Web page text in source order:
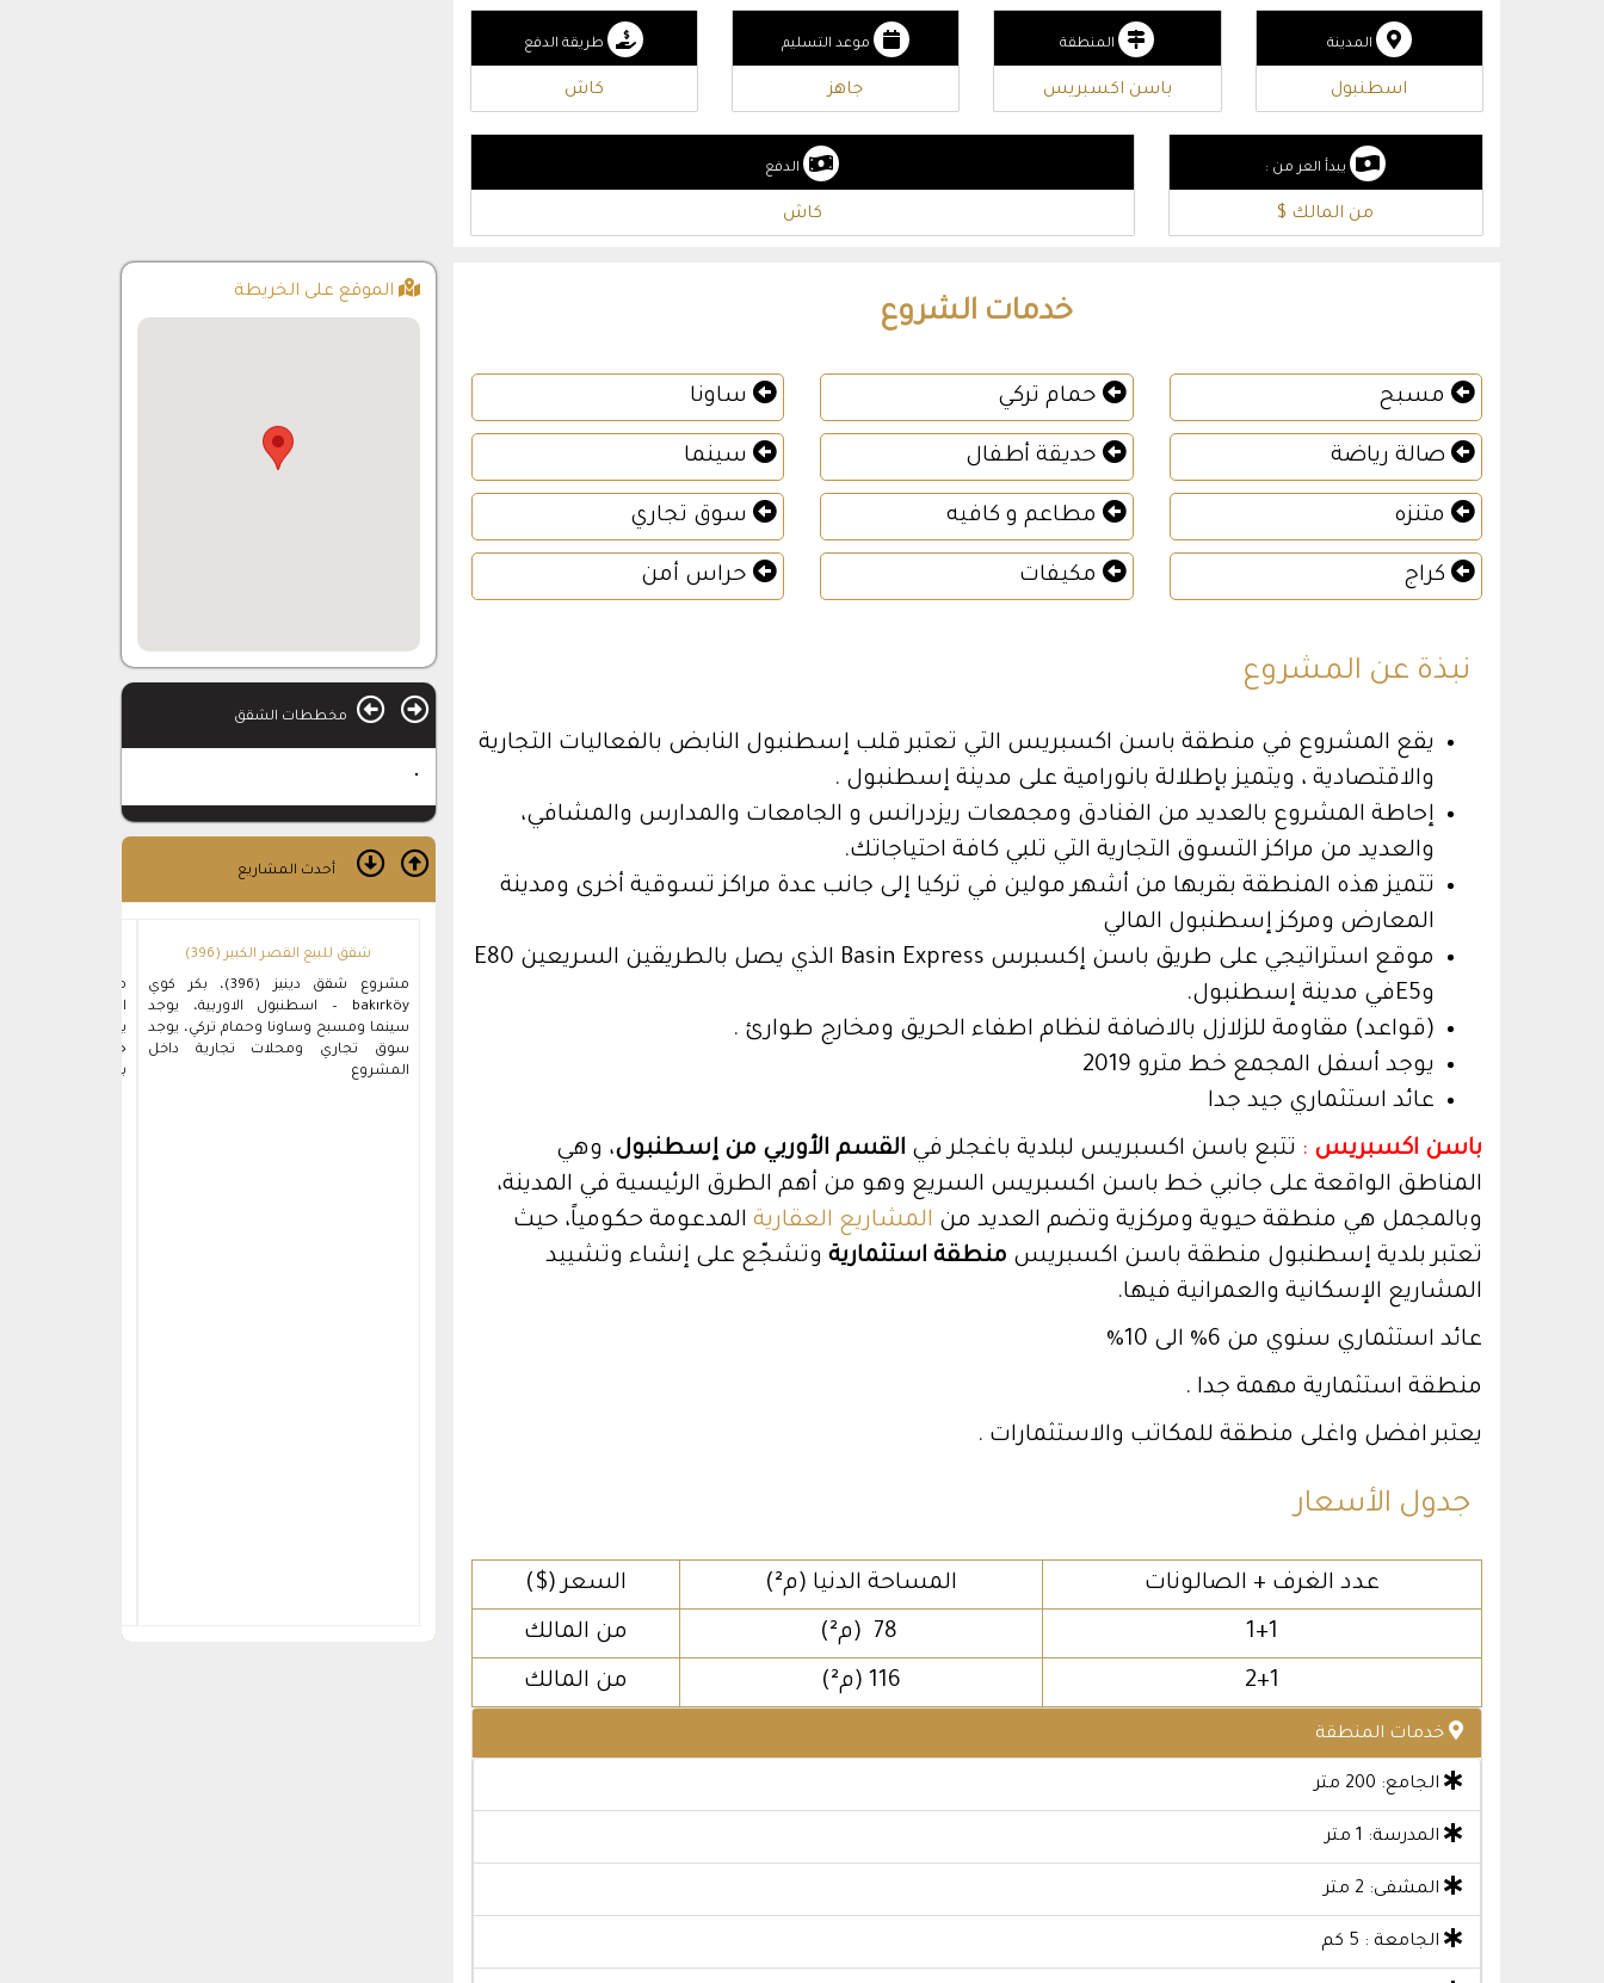
المدينة
اسطنبول
المنطقة
باسن اكسبريس
موعد التسليم
جاهز
طريقة الدفع
كاش
يبدأ العر من :
من المالك $
الدفع
كاش
خدمات الشروع
مسبح حمام تركي ساونا
صالة رياضة حديقة أطفال سينما
متنزه مطاعم و كافيه سوق تجاري
كراج مكيفات حراس أمن
نبذة عن المشروع
يقع المشروع في منطقة باسن اكسبريس التي تعتبر قلب إسطنبول النابض بالفعاليات التجارية
والاقتصادية ، ويتميز بإطلالة بانورامية على مدينة إسطنبول .
إحاطة المشروع بالعديد من الفنادق ومجمعات ريزدرانس و الجامعات والمدارس والمشافي،
والعديد من مراكز التسوق التجارية التي تلبي كافة احتياجاتك.
تتميز هذه المنطقة بقربها من أشهر مولين في تركيا إلى جانب عدة مراكز تسوقية أخرى ومدينة
المعارض ومركز إسطنبول المالي
موقع استراتيجي على طريق باسن إكسبرس Basin Express الذي يصل بالطريقين السريعين E80
وE5في مدينة إسطنبول.
(قواعد) مقاومة للزلازل بالاضافة لنظام اطفاء الحريق ومخارج طوارئ .
يوجد أسفل المجمع خط مترو 2019
عائد استثماري جيد جدا
باسن اكسبريس : تتبع باسن اكسبريس لبلدية باغجلر في القسم الأوربي من إسطنبول، وهي
المناطق الواقعة على جانبي خط باسن اكسبريس السريع وهو من أهم الطرق الرئيسية في المدينة،
وبالمجمل هي منطقة حيوية ومركزية وتضم العديد من المشاريع العقارية المدعومة حكومياً، حيث
تعتبر بلدية إسطنبول منطقة باسن اكسبريس منطقة استثمارية وتشجّع على إنشاء وتشييد
المشاريع الإسكانية والعمرانية فيها.
عائد استثماري سنوي من 6% الى 10%
منطقة استثمارية مهمة جدا .
يعتبر افضل واغلى منطقة للمكاتب والاستثمارات .
جدول الأسعار
عدد الغرف + الصالونات المساحة الدنيا (م²)
السعر ($)
1+1
من المالك
2+1
116 (م²) من المالك
خدمات المنطقة
الجامع: 200 متر
المدرسة: 1 متر
المشفى: 2 متر
الجامعة : 5 كم
الموقع على الخريطة
مخططات الشقق
أحدث المشاريع
شقق للبيع القصر الكبير (396)
مشروع شقق دينيز (396)، بكر كوي
bakırköy – اسطنبول الاوربية، يوجد
سينما ومسبح وساونا وحمام تركي، يوجد
سوق تجاري ومحلات تجارية داخل
المشروع
يوجد مسبح
جامع ومدرسة
بوس : على مسافة 3 كم